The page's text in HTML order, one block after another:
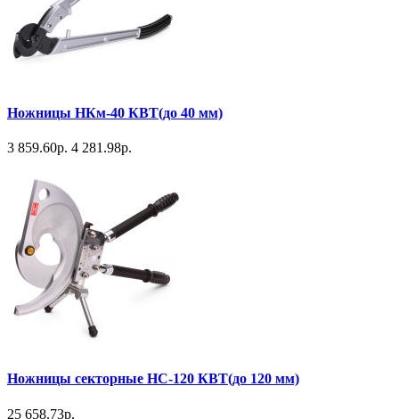
Ножницы НКм-40 КВТ(до 40 мм)
3 859.60р. 4 281.98р.
Ножницы секторные НС-120 КВТ(до 120 мм)
25 658.73р.